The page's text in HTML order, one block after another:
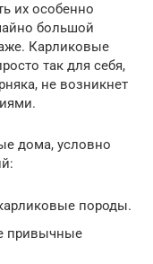
их особенно
большой
Карликовые
так для себя,
не возникнет
дома, условно
породы.
привычные